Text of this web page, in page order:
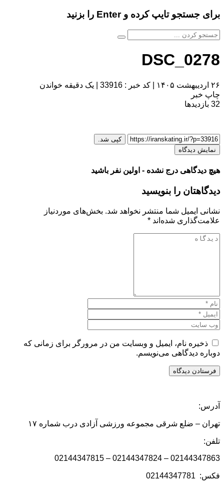
برای جستجو تایپ کرده و Enter را بزنید
DSC_0278
۲۶ اردیبهشت ۱۴۰۵ کد خبر : 33916
یک دقیقه خواندن
چاپ خبر
32 بازدیدها
کپی شد.
نمایش دیدگاه
هیچ دیدگاهی درج نشده - اولین نفر باشید
دیدگاهتان را بنویسید
نشانی ایمیل شما منتشر نخواهد شد. بخش‌های موردنیاز
علامت‌گذاری شده‌اند *
ذخیره نام، ایمیل و وبسایت من در مرورگر برای زمانی که
دوباره دیدگاهی می‌نویسم.
آدرس:
تهران – ضلع شرقی مجموعه ورزشی آزادی درب شماره ۱۷
تلفن:
02144347863 – 02144347824 – 02144347815
فکس: 02144347781